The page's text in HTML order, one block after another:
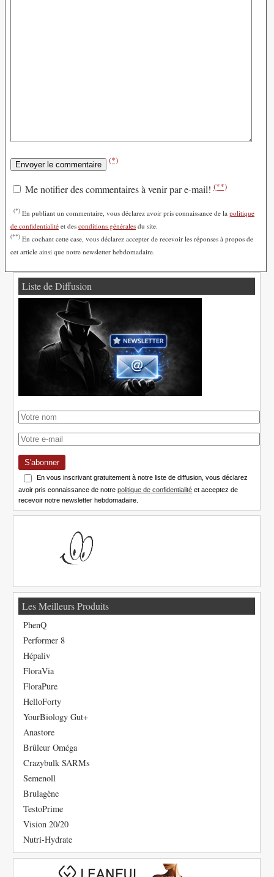
(*)
Me notifier des commentaires à venir par e-mail! (**)
(*) En publiant un commentaire, vous déclarez avoir pris connaissance de la politique
de confidentialité et des conditions générales du site.
(**) En cochant cette case, vous déclarez accepter de recevoir les réponses à propos de
cet article ainsi que notre newsletter hebdomadaire.
Liste de Diffusion
S'abonner
En vous inscrivant gratuitement à notre liste de diffusion, vous déclarez
avoir pris connaissance de notrepolitique de confidentialité et acceptez de
recevoir notre newsletter hebdomadaire.
Les Meilleurs Produits
PhenQ
Performer 8
Hépaliv
FloraVia
FloraPure
HelloForty
YourBiology Gut+
Anastore
Brûleur Oméga
Crazybulk SARMs
Semenoll
Brulagène
TestoPrime
Vision 20/20
Nutri-Hydrate